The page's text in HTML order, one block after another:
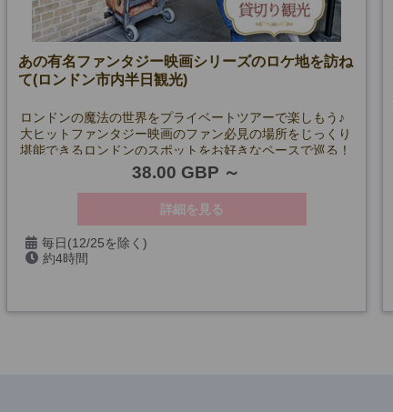
あの有名ファンタジー映画シリーズのロケ地を訪ね
て(ロンドン市内半日観光)
ロンドンの魔法の世界をプライベートツアーで楽しもう♪
大ヒットファンタジー映画のファン必見の場所をじっくり
堪能できるロンドンのスポットをお好きなペースで巡る！
思い出に残る撮影タイムも確保、特に有名なキングスクロ
ス駅で解散。ご家族やお年寄りにも最適なプライベートツ
38.00 GBP
詳細を見る
毎日(12/25を除く)
約4時間